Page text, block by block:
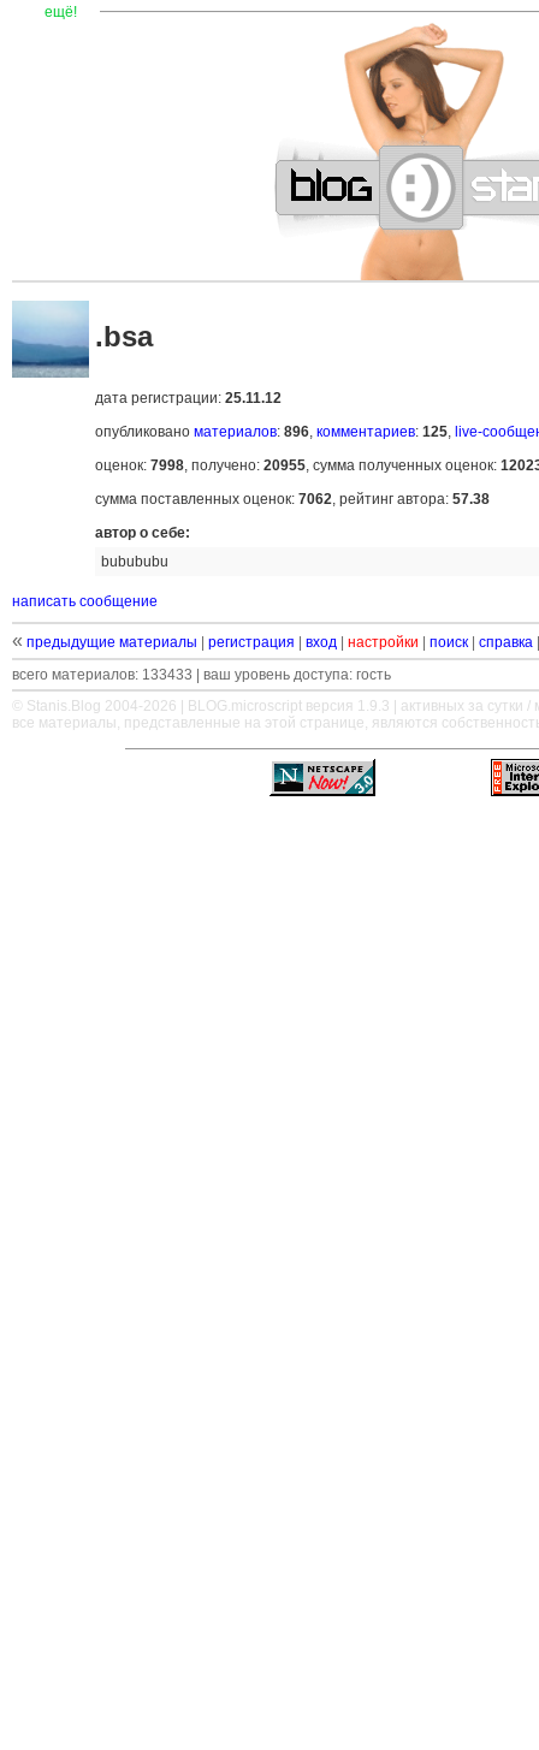
ещё! ——————————————————————
.bsa
дата регистрации: 25.11.12
опубликовано материалов: 896, комментариев: 125, live-
оценок: 7998, получено: 20955, сумма полученных оценок:
сумма поставленных оценок: 7062, рейтинг автора: 57.38
автор о себе:
bubububu
написать сообщение
« предыдущие материалы регистрация вход настройки поиск справка
всего материалов: 133433 | ваш уровень доступа: гость
© Stanis.Blog 2004-2026 |
BLOG.microscript версия 1.9.3 | активных за сутки /
все материалы, представленные на этой странице, являются
—————————————————————